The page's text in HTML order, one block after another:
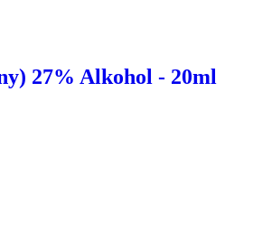
27% Alkohol - 20ml